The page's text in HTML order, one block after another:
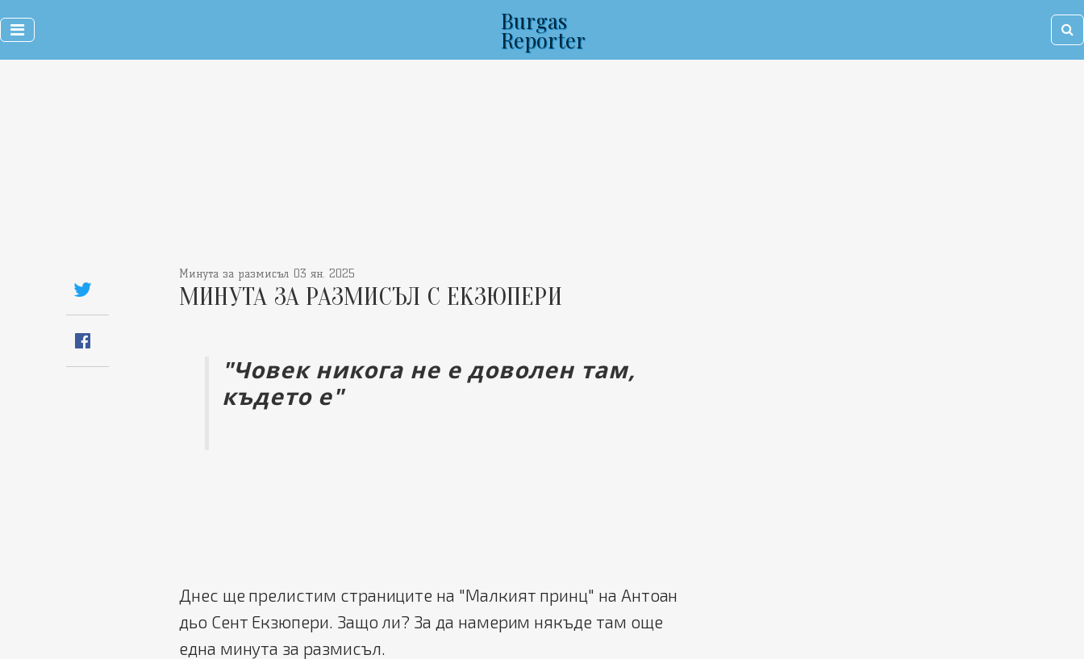
Burgas
Reporter
Минута за размисъл 03 ян. 2025
МИНУТА ЗА РАЗМИСЪЛ С ЕКЗЮПЕРИ
"Човек никога не е доволен там,
където е"
Днес ще прелистим страниците на "Малкият принц" на Антоан
дьо Сент Екзюпери. Защо ли? За да намерим някъде там още
една минута за размисъл.